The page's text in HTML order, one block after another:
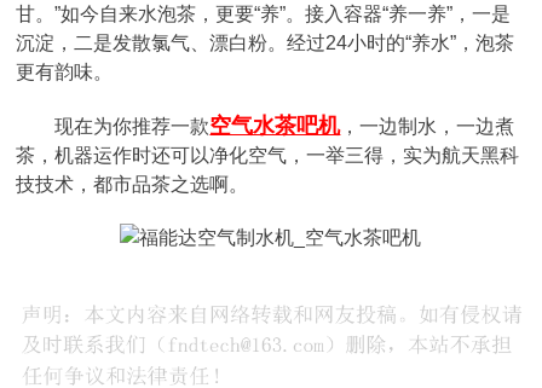
甘。”如今自来水泡茶，更要“养”。接入容器“养一养”，一是
沉淀，二是发散氯气、漂白粉。经过24小时的“养水”，泡茶
更有韵味。
现在为你推荐一款空气水茶吧机，一边制水，一边煮
茶，机器运作时还可以净化空气，一举三得，实为航天黑科
技技术，都市品茶之选啊。